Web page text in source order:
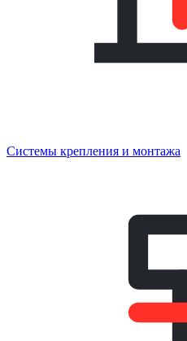
Системы крепления и монтажа